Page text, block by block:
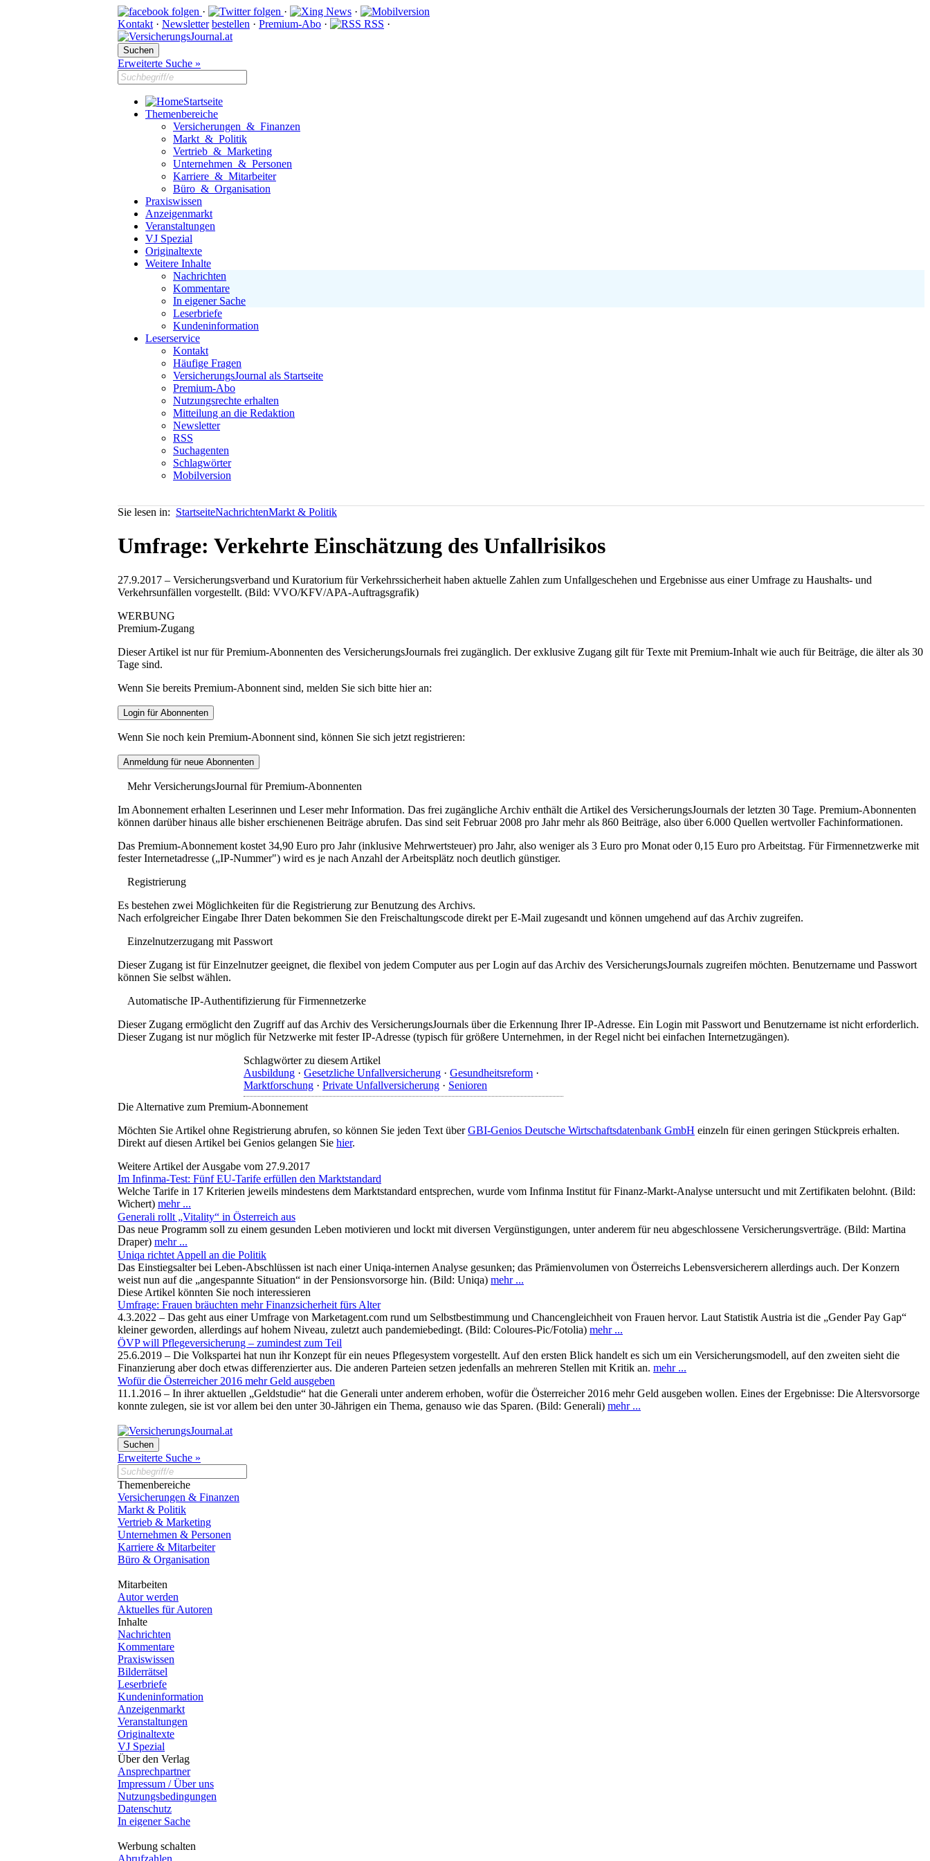
· ·
·
Kontakt · Newsletter bestellen · Premium-Abo · RSS ·
Erweiterte Suche »
Startseite
Themenbereiche
Versicherungen & Finanzen
Markt & Politik
Vertrieb & Marketing
Unternehmen & Personen
Karriere & Mitarbeiter
Büro & Organisation
Praxiswissen
Anzeigenmarkt
Veranstaltungen
VJ Spezial
Originaltexte
Weitere Inhalte
Nachrichten
Kommentare
In eigener Sache
Leserbriefe
Kundeninformation
Leserservice
Kontakt
Häufige Fragen
VersicherungsJournal als Startseite
Premium-Abo
Nutzungsrechte erhalten
Mitteilung an die Redaktion
Newsletter
RSS
Suchagenten
Schlagwörter
Mobilversion
Sie lesen in: StartseiteNachrichtenMarkt & Politik
Umfrage: Verkehrte Einschätzung des Unfallrisikos
27.9.2017 – Versicherungsverband und Kuratorium für Verkehrssicherheit haben aktuelle Zahlen zum Unfallgeschehen und Ergebnisse aus einer Umfrage zu Haushalts- und
Verkehrsunfällen vorgestellt. (Bild: VVO/KFV/APA-Auftragsgrafik)
WERBUNG
Premium-Zugang
Dieser Artikel ist nur für Premium-Abonnenten des VersicherungsJournals frei zugänglich. Der exklusive Zugang gilt für Texte mit Premium-Inhalt wie auch für Beiträge, die älter als 30
Tage sind.
Wenn Sie bereits Premium-Abonnent sind, melden Sie sich bitte hier an:
Wenn Sie noch kein Premium-Abonnent sind, können Sie sich jetzt registrieren:
Mehr VersicherungsJournal für Premium-Abonnenten
Im Abonnement erhalten Leserinnen und Leser mehr Information. Das frei zugängliche Archiv enthält die Artikel des VersicherungsJournals der letzten 30 Tage. Premium-Abonnenten
können darüber hinaus alle bisher erschienenen Beiträge abrufen. Das sind seit Februar 2008 pro Jahr mehr als 860 Beiträge, also über 6.000 Quellen wertvoller Fachinformationen.
Das Premium-Abonnement kostet 34,90 Euro pro Jahr (inklusive Mehrwertsteuer) pro Jahr, also weniger als 3 Euro pro Monat oder 0,15 Euro pro Arbeitstag. Für Firmennetzwerke mit
fester Internetadresse („IP-Nummer") wird es je nach Anzahl der Arbeitsplätz noch deutlich günstiger.
Registrierung
Es bestehen zwei Möglichkeiten für die Registrierung zur Benutzung des Archivs.
Nach erfolgreicher Eingabe Ihrer Daten bekommen Sie den Freischaltungscode direkt per E-Mail zugesandt und können umgehend auf das Archiv zugreifen.
Einzelnutzerzugang mit Passwort
Dieser Zugang ist für Einzelnutzer geeignet, die flexibel von jedem Computer aus per Login auf das Archiv des VersicherungsJournals zugreifen möchten. Benutzername und Passwort
können Sie selbst wählen.
Automatische IP-Authentifizierung für Firmennetzerke
Dieser Zugang ermöglicht den Zugriff auf das Archiv des VersicherungsJournals über die Erkennung Ihrer IP-Adresse. Ein Login mit Passwort und Benutzername ist nicht erforderlich.
Dieser Zugang ist nur möglich für Netzwerke mit fester IP-Adresse (typisch für größere Unternehmen, in der Regel nicht bei einfachen Internetzugängen).
Schlagwörter zu diesem Artikel
Ausbildung · Gesetzliche Unfallversicherung · Gesundheitsreform ·
Marktforschung · Private Unfallversicherung · Senioren
Die Alternative zum Premium-Abonnement
Möchten Sie Artikel ohne Registrierung abrufen, so können Sie jeden Text überGBI-Genios Deutsche Wirtschaftsdatenbank GmbH einzeln für einen geringen Stückpreis erhalten.
Direkt auf diesen Artikel bei Genios gelangen Sie hier.
Weitere Artikel der Ausgabe vom 27.9.2017
Im Infinma-Test: Fünf EU-Tarife erfüllen den Marktstandard
Welche Tarife in 17 Kriterien jeweils mindestens dem Marktstandard entsprechen, wurde vom Infinma Institut für Finanz-Markt-Analyse untersucht und mit Zertifikaten belohnt. (Bild:
Wichert) mehr ...
Generali rollt „Vitality“ in Österreich aus
Das neue Programm soll zu einem gesunden Leben motivieren und lockt mit diversen Vergünstigungen, unter anderem für neu abgeschlossene Versicherungsverträge. (Bild: Martina
Draper) mehr ...
Uniqa richtet Appell an die Politik
Das Einstiegsalter bei Leben-Abschlüssen ist nach einer Uniqa-internen Analyse gesunken; das Prämienvolumen von Österreichs Lebensversicherern allerdings auch. Der Konzern
weist nun auf die „angespannte Situation“ in der Pensionsvorsorge hin. (Bild: Uniqa) mehr ...
Diese Artikel könnten Sie noch interessieren
Umfrage: Frauen bräuchten mehr Finanzsicherheit fürs Alter
4.3.2022 – Das geht aus einer Umfrage von Marketagent.com rund um Selbstbestimmung und Chancengleichheit von Frauen hervor. Laut Statistik Austria ist die „Gender Pay Gap“
kleiner geworden, allerdings auf hohem Niveau, zuletzt auch pandemiebedingt. (Bild: Coloures-Pic/Fotolia) mehr ...
ÖVP will Pflegeversicherung – zumindest zum Teil
25.6.2019 – Die Volkspartei hat nun ihr Konzept für ein neues Pflegesystem vorgestellt. Auf den ersten Blick handelt es sich um ein Versicherungsmodell, auf den zweiten sieht die
Finanzierung aber doch etwas differenzierter aus. Die anderen Parteien setzen jedenfalls an mehreren Stellen mit Kritik an. mehr ...
Wofür die Österreicher 2016 mehr Geld ausgeben
11.1.2016 – In ihrer aktuellen „Geldstudie“ hat die Generali unter anderem erhoben, wofür die Österreicher 2016 mehr Geld ausgeben wollen. Eines der Ergebnisse: Die Altersvorsorge
konnte zulegen, sie ist vor allem bei den unter 30-Jährigen ein Thema, genauso wie das Sparen. (Bild: Generali) mehr ...
Erweiterte Suche »
Themenbereiche
Versicherungen & Finanzen
Markt & Politik
Vertrieb & Marketing
Unternehmen & Personen
Karriere & Mitarbeiter
Büro & Organisation
Mitarbeiten
Autor werden
Aktuelles für Autoren
Inhalte
Nachrichten
Kommentare
Praxiswissen
Bilderrätsel
Leserbriefe
Kundeninformation
Anzeigenmarkt
Veranstaltungen
Originaltexte
VJ Spezial
Über den Verlag
Ansprechpartner
Impressum / Über uns
Nutzungsbedingungen
Datenschutz
In eigener Sache
Werbung schalten
Abrufzahlen